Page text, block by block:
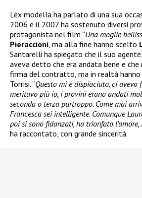
L’ex modella ha parlato di una sua
2006 e il 2007 ha sostenuto diversi
protagonista nel film “Una moglie
Pieraccioni , ma alla fine hanno scelto
Santarelli ha spiegato che il suo
aveva detto che era andata bene e
firma del contratto, ma in realtà
Torrisi. “Questo mi è dispiaciuto, ci avevo
meritavo più io, i provini erano andati
seconda o terza purtroppo. Come mai
Francesca sei intelligente. Comunque
poi si sono fidanzati, ha trionfato
ha raccontato, con grande sincerità.